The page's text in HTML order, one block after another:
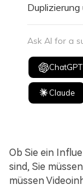
Ask AI for a
ChatGPT
Claude
Ob Sie ein
sind, Sie
müssen